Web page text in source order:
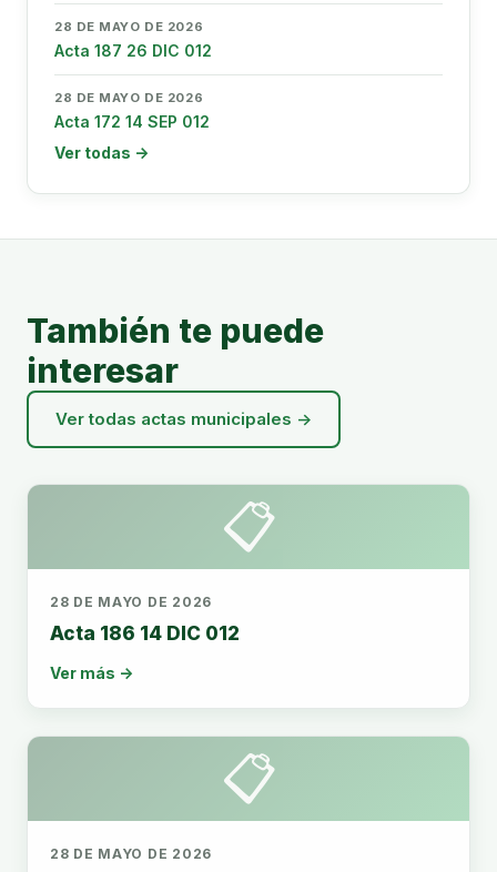
28 DE MAYO DE 2026
Acta 187 26 DIC 012
28 DE MAYO DE 2026
Acta 172 14 SEP 012
Ver todas →
También te puede
interesar
Ver todas actas municipales →
📋
28 DE MAYO DE 2026
Acta 186 14 DIC 012
Ver más →
📋
28 DE MAYO DE 2026